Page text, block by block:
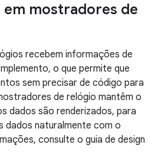
mostradores de
recebem informações de
o que permite que
sem precisar de código para
de relógio mantêm o
dados são renderizados, para
dados naturalmente com o
consulte o guia de design